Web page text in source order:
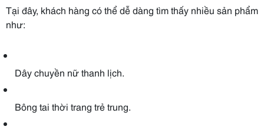
Tại đây, khách hàng có thể dễ dàng tìm thấy nhiều sản phẩm
như:
Dây chuyền nữ thanh lịch.
Bông tai thời trang trẻ trung.